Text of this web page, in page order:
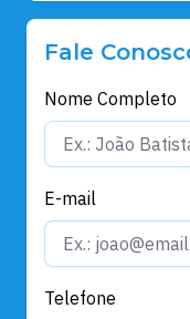
Fale
Nome Completo
E-mail
Telefone